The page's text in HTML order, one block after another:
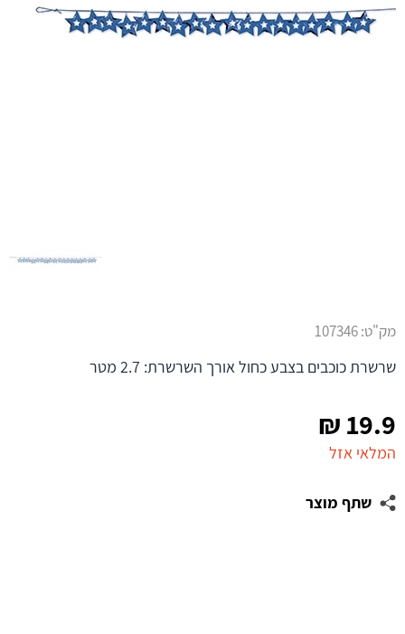
19.9
₪
המלאי אזל
שתף מוצר
מק"ט:107346
שרשרת כוכבים בצבע כחול אורך השרשרת: 2.7 מטר